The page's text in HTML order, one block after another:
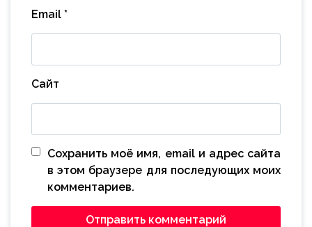
Email *
Сайт
Сохранить моё имя, email и адрес сайта
в этом браузере для последующих моих
комментариев.